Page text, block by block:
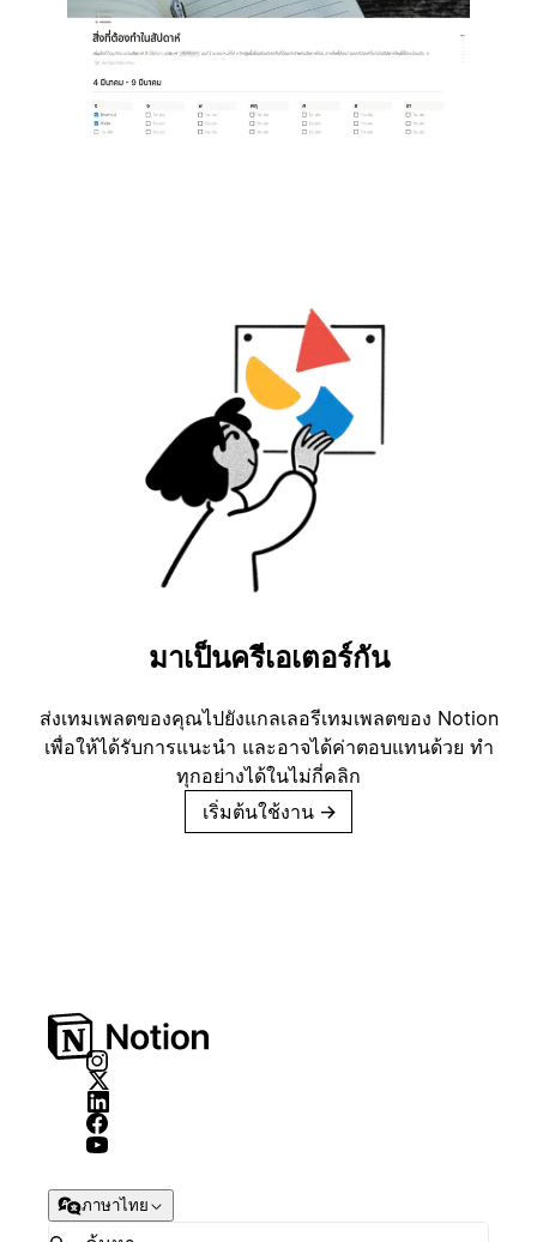
มาเป็นครีเอเตอร์กัน
ส่งเทมเพลตของคุณไปยังแกลเลอรีเทมเพลตของ Notion
เพื่อให้ได้รับการแนะนำ และอาจได้ค่าตอบแทนด้วย ทำ
ทุกอย่างได้ในไม่กี่คลิก
เริ่มต้นใช้งาน →
ภาษาไทย